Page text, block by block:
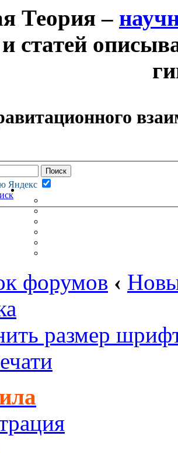
Теория –
и статей
Яндекс
ФОРУМ
НЕПРОЧИТАННЫЕ
форумов ‹
размер